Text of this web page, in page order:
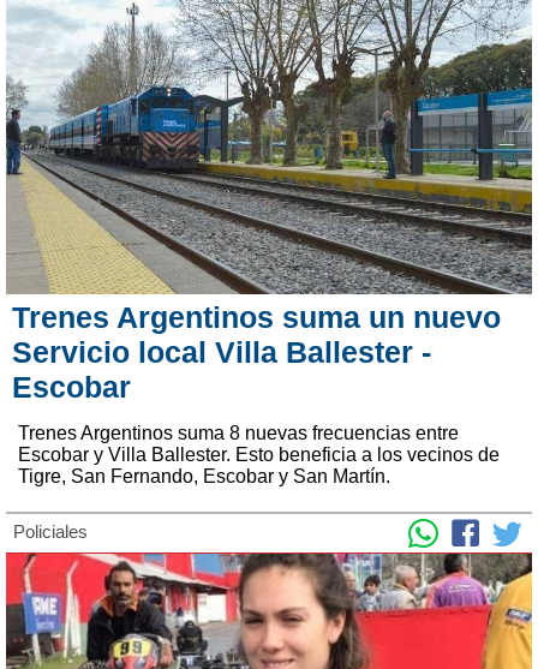
Trenes Argentinos suma un nuevo
Servicio local Villa Ballester -
Escobar
Trenes Argentinos suma 8 nuevas frecuencias entre
Escobar y Villa Ballester. Esto beneficia a los vecinos de
Tigre, San Fernando, Escobar y San Martín.
Policiales